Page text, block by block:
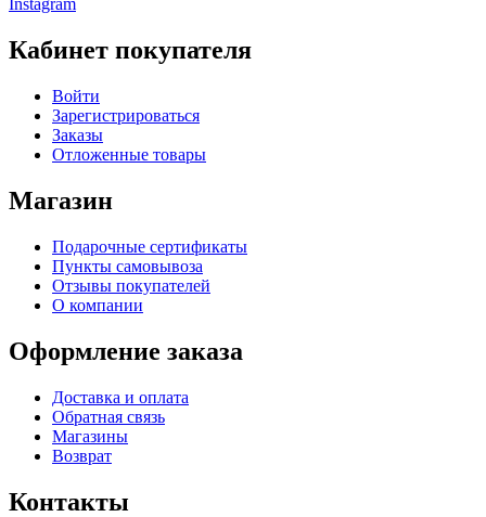
Instagram
Кабинет покупателя
Войти
Зарегистрироваться
Заказы
Отложенные товары
Магазин
Подарочные сертификаты
Пункты самовывоза
Отзывы покупателей
О компании
Оформление заказа
Доставка и оплата
Обратная связь
Магазины
Возврат
Контакты